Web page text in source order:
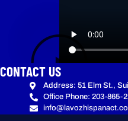
CONTACT US
Address: 51 Elm St.,
Office Phone: 203-865-